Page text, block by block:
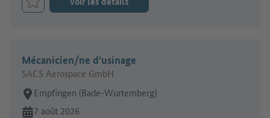
Retenir le job
Mécanicien/ne d'usinage
SACS Aerospace GmbH
Lieu de travail:
Empfingen (Bade-Wurtemberg)
En ligne depuis:
7 août 2026